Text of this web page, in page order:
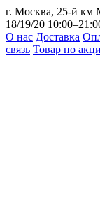
г. Москва, 25-й км
18/19/20
О нас Доставка
связь Товар по